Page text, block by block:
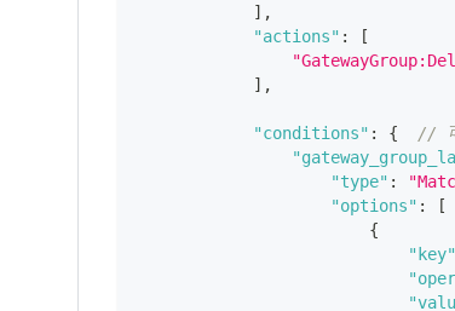
] ,
"actions" :
[
] ,
"conditions" : {
//
"type" :
"options" :
[
{
"key"